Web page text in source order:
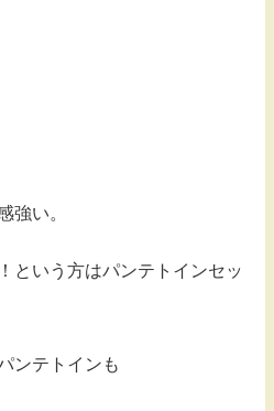
強い。
という方はパンテトインセッ
ンテトインも